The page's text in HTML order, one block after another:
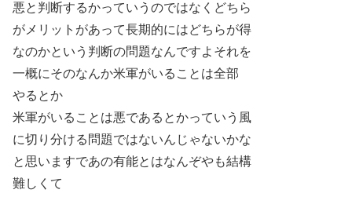
悪と判断するかっていうのではなくどちら
がメリットがあって長期的にはどちらが得
なのかという判断の問題なんですよそれを
一概にそのなんか米軍がいることは全部
やるとか
米軍がいることは悪であるとかっていう風
に切り分ける問題ではないんじゃないかな
と思いますであの有能とはなんぞやも結構
難しくて